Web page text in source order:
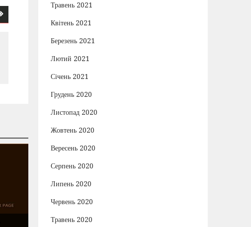
Травень 2021
Квітень 2021
Березень 2021
Лютий 2021
Січень 2021
Грудень 2020
Листопад 2020
Жовтень 2020
Вересень 2020
Серпень 2020
Липень 2020
Червень 2020
Травень 2020